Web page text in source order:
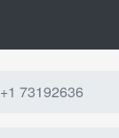
+1 73192636